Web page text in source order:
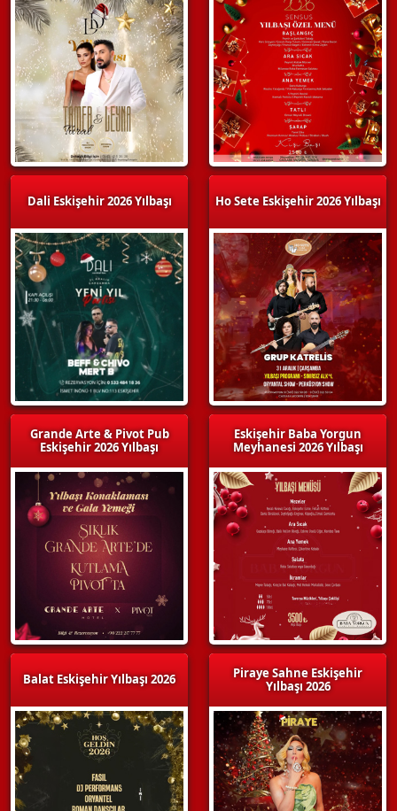
Dali Eskişehir 2026 Yılbaşı
Grande Arte & Pivot Pub
Eskişehir 2026 Yılbaşı
Balat Eskişehir Yılbaşı 2026
Ho Sete Eskişehir 2026 Yılbaşı
Eskişehir Baba Yorgun
Meyhanesi 2026 Yılbaşı
Piraye Sahne Eskişehir
Yılbaşı 2026